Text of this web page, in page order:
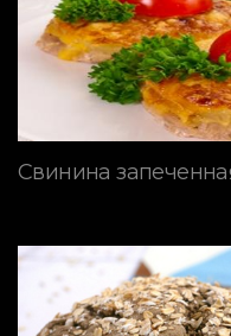
Свинина